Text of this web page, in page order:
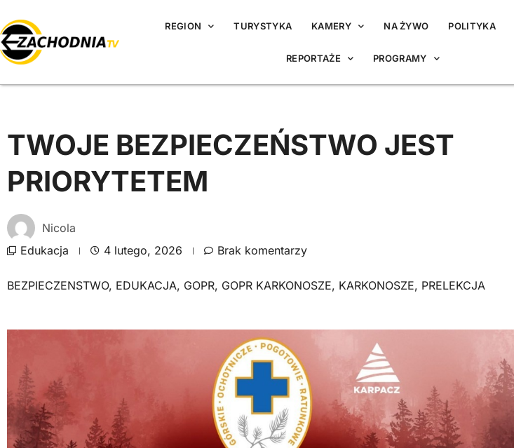
REGION TURYSTYKA KAMERY NA ŻYWO POLITYKA
REPORTAŻE PROGRAMY
TWOJE BEZPIECZEŃSTWO JEST
PRIORYTETEM
Nicola
Edukacja
4 lutego, 2026 Brak komentarzy
BEZPIECZENSTWO, EDUKACJA, GOPR, GOPR KARKONOSZE, KARKONOSZE, PRELEKCJA